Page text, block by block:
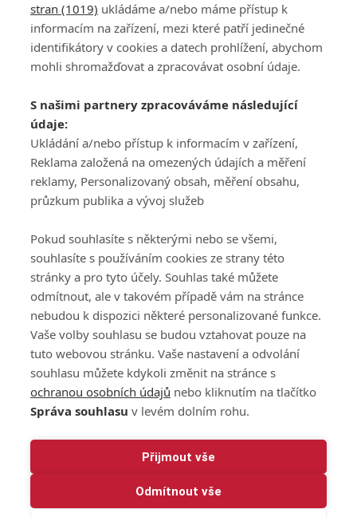
stran (1019) ukládáme a/nebo máme přístup k
informacím na zařízení, mezi které patří jedinečné
identifikátory v cookies a datech prohlížení, abychom
mohli shromažďovat a zpracovávat osobní údaje.
S našimi partnery zpracováváme následující
údaje:
Ukládání a/nebo přístup k informacím v zařízení,
Reklama založená na omezených údajích a měření
reklamy, Personalizovaný obsah, měření obsahu,
průzkum publika a vývoj služeb
Pokud souhlasíte s některými nebo se všemi,
souhlasíte s používáním cookies ze strany této
stránky a pro tyto účely. Souhlas také můžete
odmítnout, ale v takovém případě vám na stránce
nebudou k dispozici některé personalizované funkce.
Vaše volby souhlasu se budou vztahovat pouze na
tuto webovou stránku. Vaše nastavení a odvolání
souhlasu můžete kdykoli změnit na stránce s
ochranou osobních údajů nebo kliknutím na tlačítko
Správa souhlasu v levém dolním rohu.
Přijmout vše
Odmítnout vše
Všeobecné obchodní
podmínky služby
GolfExtra.cz Premium
Podmínky zpracování
osobních údajů při
GolfExtra
Ceník GolfExtra.cz
Premium
Doporučené odkazy
ATV CZ, s.r.o.
140 00 Praha 4
Editor
Honza Fait
+420 723 898 969
fait@golfextra.cz
Obchod
Edita Hanušová
+420 724 150 784
hanusova@relmost.cz
Pavel Poulíček